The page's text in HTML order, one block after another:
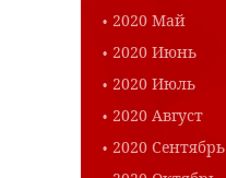
2020 Май
2020 Июнь
2020 Июль
2020 Август
2020 Сентябрь